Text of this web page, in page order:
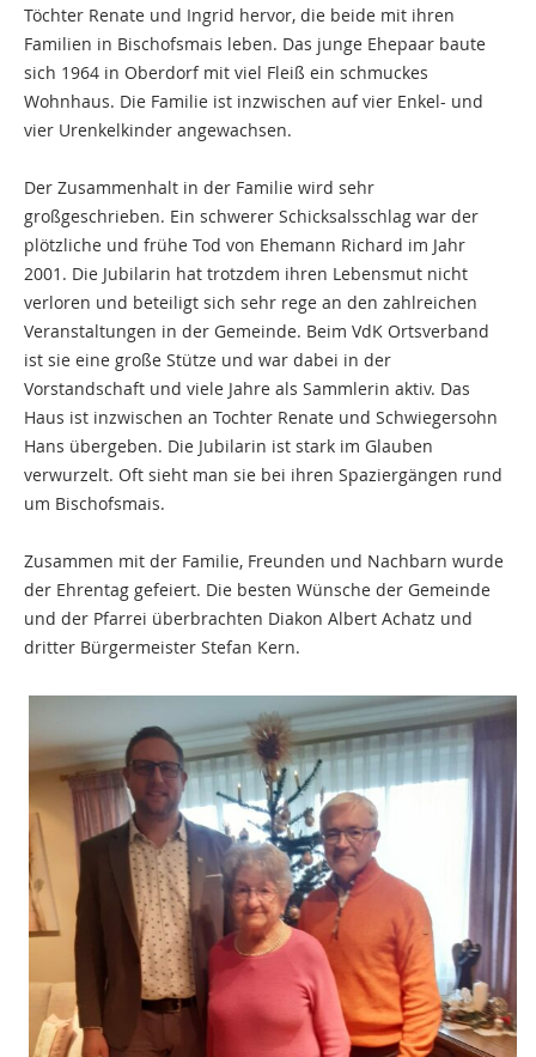
Töchter Renate und Ingrid hervor, die beide mit ihren
Familien in Bischofsmais leben. Das junge Ehepaar baute
sich 1964 in Oberdorf mit viel Fleiß ein schmuckes
Wohnhaus. Die Familie ist inzwischen auf vier Enkel- und
vier Urenkelkinder angewachsen.
Der Zusammenhalt in der Familie wird sehr
großgeschrieben. Ein schwerer Schicksalsschlag war der
plötzliche und frühe Tod von Ehemann Richard im Jahr
2001. Die Jubilarin hat trotzdem ihren Lebensmut nicht
verloren und beteiligt sich sehr rege an den zahlreichen
Veranstaltungen in der Gemeinde. Beim VdK Ortsverband
ist sie eine große Stütze und war dabei in der
Vorstandschaft und viele Jahre als Sammlerin aktiv. Das
Haus ist inzwischen an Tochter Renate und Schwiegersohn
Hans übergeben. Die Jubilarin ist stark im Glauben
verwurzelt. Oft sieht man sie bei ihren Spaziergängen rund
um Bischofsmais.
Zusammen mit der Familie, Freunden und Nachbarn wurde
der Ehrentag gefeiert. Die besten Wünsche der Gemeinde
und der Pfarrei überbrachten Diakon Albert Achatz und
dritter Bürgermeister Stefan Kern.